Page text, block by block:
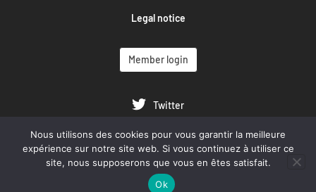
Legal notice
Member login
Twitter
Google Scholar
YouTube
Nous utilisons des cookies pour vous garantir la meilleure
expérience sur notre site web. Si vous continuez à utiliser ce
site, nous supposerons que vous en êtes satisfait.
Ok